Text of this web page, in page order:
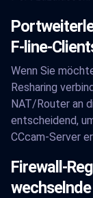
F-line-
Wenn Sie
Resharing
NAT/Router an
entscheidend,
CCcam-Server
Firewall-